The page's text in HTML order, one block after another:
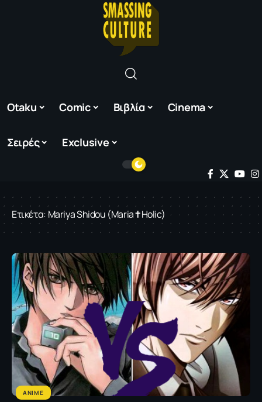
Otaku Comic Βιβλία Cinema
Σειρές Exclusive
Ετικέτα:Mariya Shidou (Maria✝Holic)
ANIME